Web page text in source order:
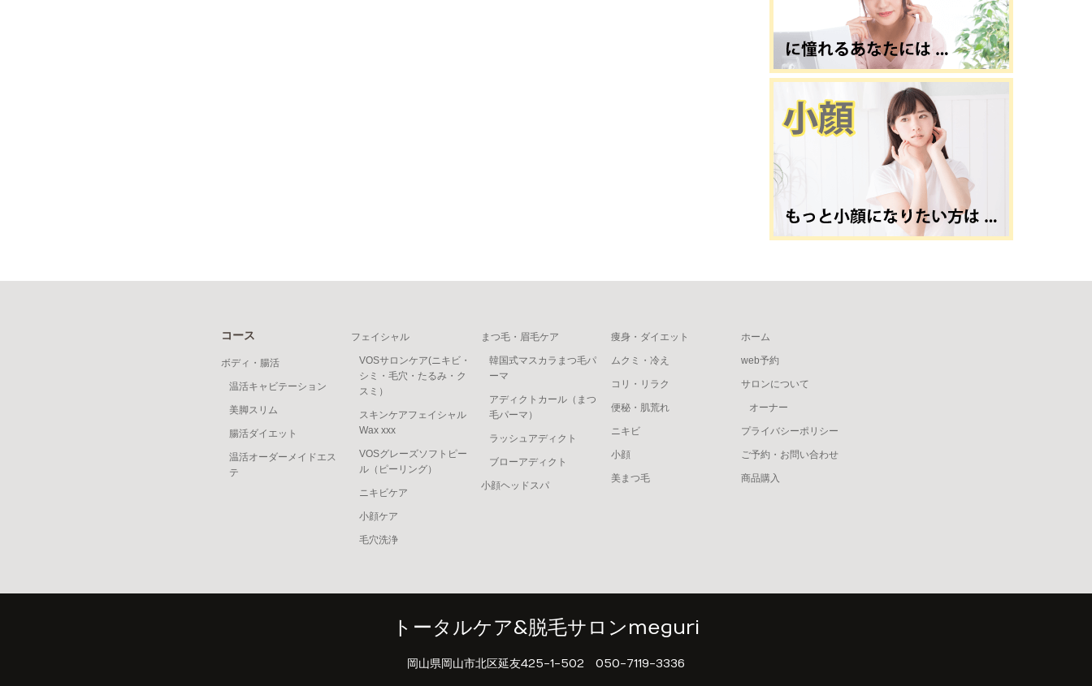
コース
ボディ・腸活
温活キャビテーション
美脚スリム
腸活ダイエット
温活オーダーメイドエス
テ
フェイシャル
VOSサロンケア(ニキビ・
シミ・毛穴・たるみ・ク
スミ）
スキンケアフェイシャル
Wax xxx
VOSグレーズソフトピー
ル（ピーリング）
ニキビケア
小顔ケア
毛穴洗浄
まつ毛・眉毛ケア
韓国式マスカラまつ毛パ
ーマ
アディクトカール（まつ
毛パーマ）
ラッシュアディクト
ブローアディクト
小顔ヘッドスパ
痩身・ダイエット
ムクミ・冷え
コリ・リラク
便秘・肌荒れ
ニキビ
小顔
美まつ毛
ホーム
web予約
サロンについて
オーナー
プライバシーポリシー
ご予約・お問い合わせ
商品購入
トータルケア&脱毛サロンmeguri
岡山県岡山市北区延友425-1-502 050-7119-3336